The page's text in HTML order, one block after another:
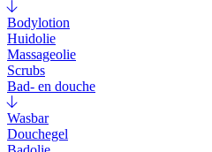
Bodylotion
Huidolie
Massageolie
Scrubs
Bad- en douche
Wasbar
Douchegel